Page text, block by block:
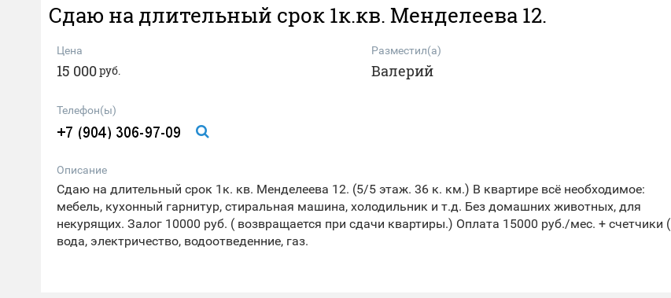
Сдаю на длительный срок 1к.кв. Менделеева 12.
Цена
15 000руб.
Разместил(а)
Валерий
Телефон(ы)
Описание
Сдаю на длительный срок 1к. кв. Менделеева 12. (5/5 этаж. 36 к. км.) В квартире всё необходимое:
мебель, кухонный гарнитур, стиральная машина, холодильник и т.д. Без домашних животных, для
некурящих. Залог 10000 руб. ( возвращается при сдачи квартиры.) Оплата 15000 руб./мес. + счетчики (
вода, электричество, водоотведенние, газ.